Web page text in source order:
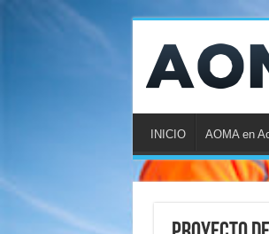
INICIO AOMA en